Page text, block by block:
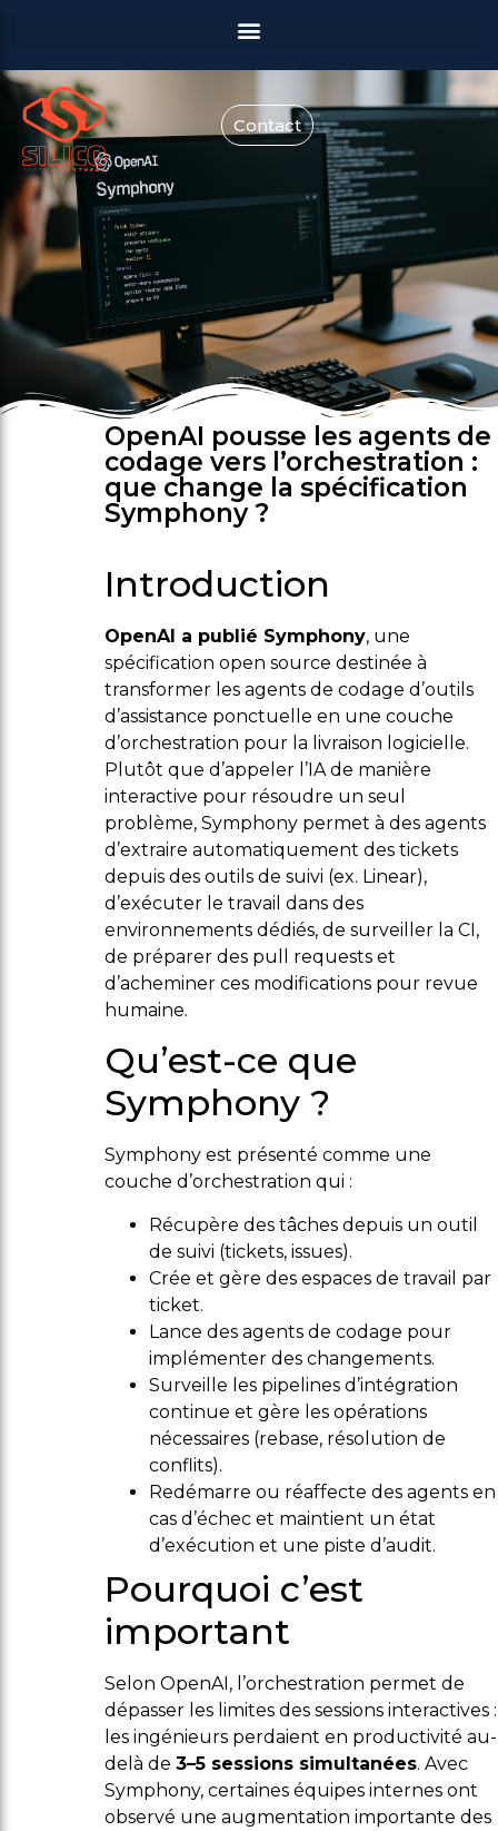
Contact
OpenAI pousse les agents de
codage vers l’orchestration :
que change la spécification
Symphony ?
Introduction
OpenAI a publié Symphony, une
spécification open source destinée à
transformer les agents de codage d’outils
d’assistance ponctuelle en une couche
d’orchestration pour la livraison logicielle.
Plutôt que d’appeler l’IA de manière
interactive pour résoudre un seul
problème, Symphony permet à des agents
d’extraire automatiquement des tickets
depuis des outils de suivi (ex. Linear),
d’exécuter le travail dans des
environnements dédiés, de surveiller la CI,
de préparer des pull requests et
d’acheminer ces modifications pour revue
humaine.
Qu’est-ce que
Symphony ?
Symphony est présenté comme une
couche d’orchestration qui :
Récupère des tâches depuis un outil
de suivi (tickets, issues).
Crée et gère des espaces de travail par
ticket.
Lance des agents de codage pour
implémenter des changements.
Surveille les pipelines d’intégration
continue et gère les opérations
nécessaires (rebase, résolution de
conflits).
Redémarre ou réaffecte des agents en
cas d’échec et maintient un état
d’exécution et une piste d’audit.
Pourquoi c’est
important
Selon OpenAI, l’orchestration permet de
dépasser les limites des sessions interactives :
les ingénieurs perdaient en productivité au-
delà de 3–5 sessions simultanées. Avec
Symphony, certaines équipes internes ont
observé une augmentation importante des